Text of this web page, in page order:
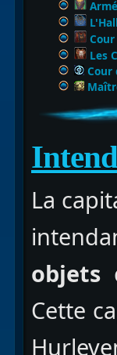
Les
Cour
La
objets
Cette